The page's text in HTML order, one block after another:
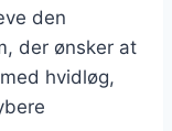
den
der ønsker at
hvidløg,